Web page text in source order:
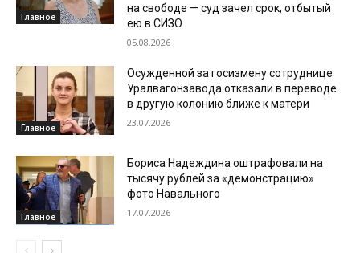
Главное
на свободе — суд зачел срок, отбытый
ею в СИЗО
05.08.2026
Главное
Осужденной за госизмену сотруднице
Уралвагонзавода отказали в переводе
в другую колонию ближе к матери
23.07.2026
Главное
Бориса Надеждина оштрафовали на
тысячу рублей за «демонстрацию»
фото Навального
17.07.2026